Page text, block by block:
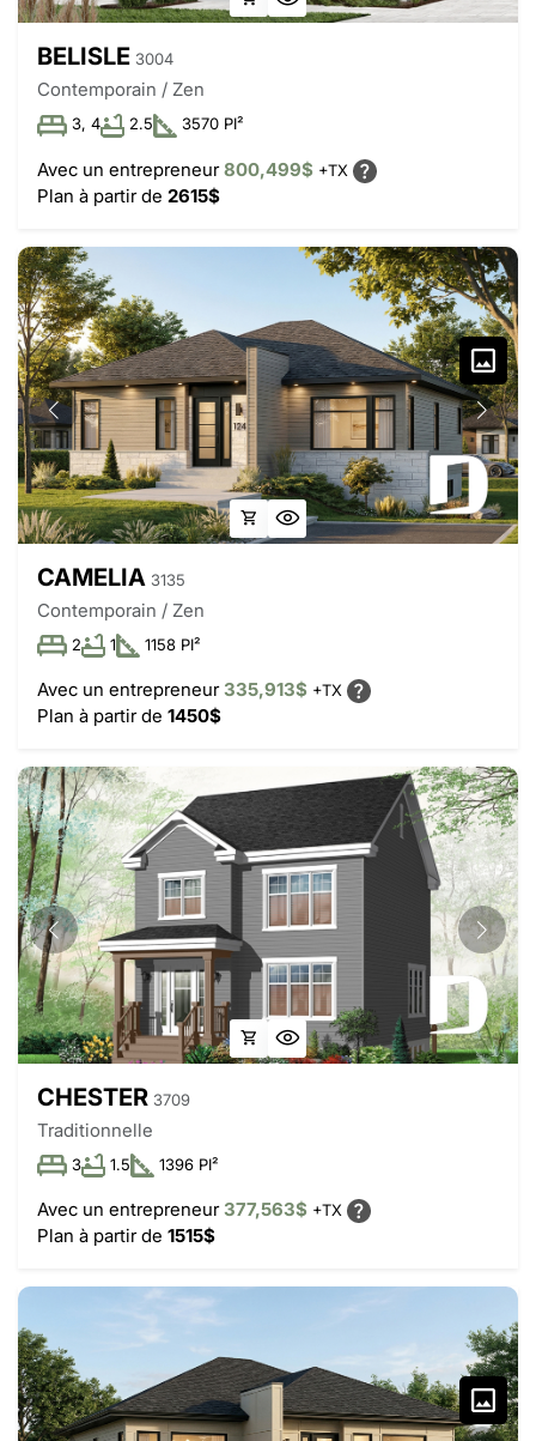
BELISLE 3004
Contemporain / Zen
3, 4 2.5 3570 PI²
Avec un entrepreneur800,499$ +TX
Plan à partir de 2615$
CAMELIA 3135
Contemporain / Zen
2 1 1158 PI²
Avec un entrepreneur335,913$ +TX
Plan à partir de 1450$
CHESTER 3709
Traditionnelle
3 1.5 1396 PI²
Avec un entrepreneur377,563$ +TX
Plan à partir de 1515$